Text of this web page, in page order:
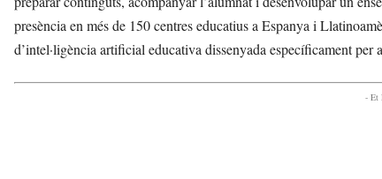
presència en més de 150 centres educatius a Espanya i
d’intel·ligència artificial educativa dissenyada específicament per
- Et